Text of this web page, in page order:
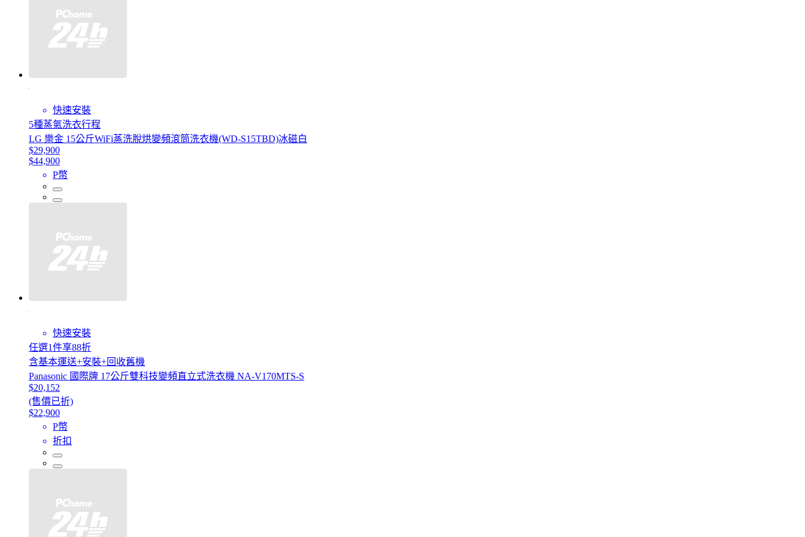
快速安裝
5種蒸氣洗衣行程
LG 樂金 15公斤WiFi蒸洗脫烘變頻滾筒洗衣機(WD-S15TBD)冰磁白
$29,900
$44,900
P幣
快速安裝
任選1件享88折
含基本運送+安裝+回收舊機
Panasonic 國際牌 17公斤雙科技變頻直立式洗衣機 NA-V170MTS-S
$20,152
(售價已折)
$22,900
P幣
折扣